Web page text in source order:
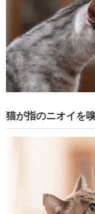
猫が指のニオイを